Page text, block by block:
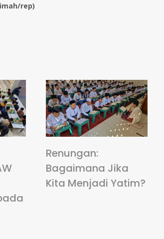
rep)
Renungan:
Bagaimana Jika
Kita Menjadi Yatim?